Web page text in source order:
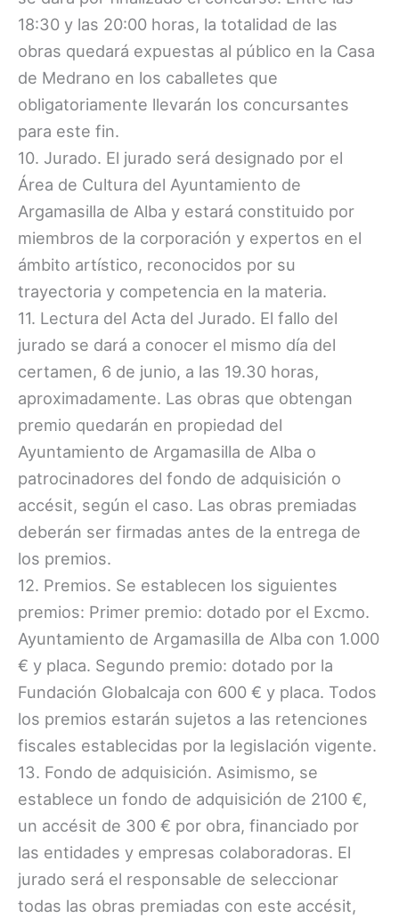
18:30 y las 20:00 horas, la totalidad de las
obras quedará expuestas al público en la Casa
de Medrano en los caballetes que
obligatoriamente llevarán los concursantes
para este fin.
10. Jurado. El jurado será designado por el
Área de Cultura del Ayuntamiento de
Argamasilla de Alba y estará constituido por
miembros de la corporación y expertos en el
ámbito artístico, reconocidos por su
trayectoria y competencia en la materia.
11. Lectura del Acta del Jurado. El fallo del
jurado se dará a conocer el mismo día del
certamen, 6 de junio, a las 19.30 horas,
aproximadamente. Las obras que obtengan
premio quedarán en propiedad del
Ayuntamiento de Argamasilla de Alba o
patrocinadores del fondo de adquisición o
accésit, según el caso. Las obras premiadas
deberán ser firmadas antes de la entrega de
los premios.
12. Premios. Se establecen los siguientes
premios: Primer premio: dotado por el Excmo.
Ayuntamiento de Argamasilla de Alba con 1.000
€ y placa. Segundo premio: dotado por la
Fundación Globalcaja con 600 € y placa. Todos
los premios estarán sujetos a las retenciones
fiscales establecidas por la legislación vigente.
13. Fondo de adquisición. Asimismo, se
establece un fondo de adquisición de 2100 €,
un accésit de 300 € por obra, financiado por
las entidades y empresas colaboradoras. El
jurado será el responsable de seleccionar
todas las obras premiadas con este accésit,